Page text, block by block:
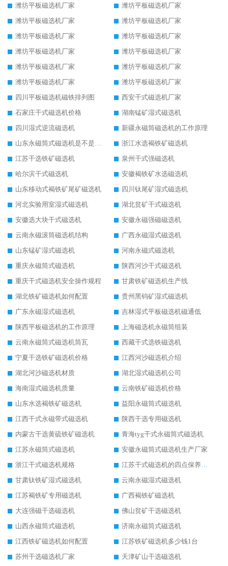
潍坊平板磁选机厂家
潍坊平板磁选机厂家
潍坊平板磁选机厂家
潍坊平板磁选机厂家
潍坊平板磁选机厂家
潍坊平板磁选机厂家
潍坊平板磁选机厂家
潍坊平板磁选机厂家
潍坊平板磁选机厂家
潍坊平板磁选机厂家
潍坊平板磁选机厂家
潍坊平板磁选机厂家
四川平板磁选机磁铁排列图
西安干式磁选机厂家
石家庄干式磁选机价格
湖南锰矿湿式磁选机
四川湿式逆流磁选机
新疆永磁筒磁选机的工作原理
山东永磁筒式磁选机是不是强磁
浙江水选褐铁矿磁选机
江苏干选铁矿磁选机
泉州干式强磁选机
哈尔滨干式磁选机
安徽褐铁矿水选磁选机
山东移动式褐铁矿尾矿磁选机
四川钛尾矿湿式磁选机
河北实验用室湿式磁选机
湖北贫矿干式磁选机
安徽选大块干式磁选机
安徽永磁强磁磁选机
云南永磁滚筒磁选机结构
广西永磁湿式磁选机
山东锰矿湿式磁选机
河南永磁式磁选机
重庆永磁筒式磁选机
陕西河沙干式磁选机
重庆干式磁选机安全操作规程
甘肃铁矿磁选机生产线
湖北铁矿磁选机如何配置
贵州黑钨矿湿式磁选机
广东永磁湿式磁选机
吉林湿式平板磁选机磁通低
陕西平板磁选机的工作原理
上海磁选机永磁筒组装
云南永磁筒式磁选机筒瓦
西藏干式选铁磁选机
宁夏干选铁矿磁选机价格
江西河沙磁选机介绍
湖北河沙磁选机材质
湖北湿式磁选机公司
海南湿式磁选机质量
云南铁矿磁选机价格
山东水选褐铁矿磁选机
益阳永磁筒式磁选机
江西干式永磁带式磁选机
陕西干选专用磁选机
内蒙古干选黄硫铁矿磁选机
青海tyg干式永磁筒式磁选机
江苏永磁筒式磁选机
安徽永磁筒式磁选机生产厂家
浙江干式磁选机规格
江苏干式磁选机的四点保养秘籍
甘肃钛铁矿湿式磁选机
云南永磁湿式磁选机
江苏褐铁矿专用磁选机
广西褐铁矿磁选机
大连强磁干选磁选机
佛山贫矿干选磁选机
山西永磁筒式磁选机
济南永磁筒式磁选机
江西铁矿磁选机如何配置
江苏铁矿磁选机多少钱1台
苏州干选磁选机厂家
天津矿山干选磁选机